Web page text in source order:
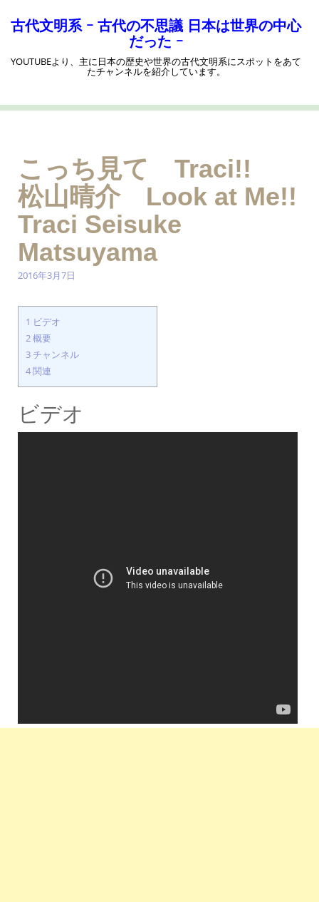
キ
古代文明系 ｰ 古代の不思議 日本は世界の中心
だった ｰ
YOUTUBEより、主に日本の歴史や世界の古代文明系にスポットをあて
たチャンネルを紹介しています。
こっち見て Traci!!
松山晴介 Look at Me!!
Traci Seisuke
Matsuyama
2016年3月7日
1 ビデオ
2概要
3チャンネル
4関連
ビデオ